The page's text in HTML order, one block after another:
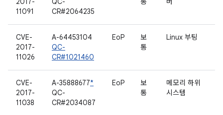
11091
CR#2064235
CVE-
2017-
11026
A-64453104
QC-
CR#1021460
EoP
보
통
Linux 부팅
CVE-
2017-
11038
A-35888677*
QC-
CR#2034087
EoP
보
통
메모리 하위
시스템